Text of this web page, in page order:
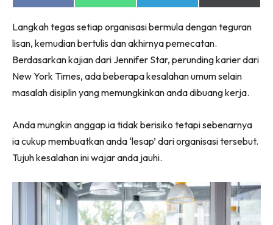
on
on
on
on
(Twitter)
Langkah tegas setiap organisasi bermula dengan teguran
lisan, kemudian bertulis dan akhirnya pemecatan.
Berdasarkan kajian dari Jennifer Star, perunding karier dari
New York Times, ada beberapa kesalahan umum selain
masalah disiplin yang memungkinkan anda dibuang kerja.
Anda mungkin anggap ia tidak berisiko tetapi sebenarnya
ia cukup membuatkan anda ‘lesap’ dari organisasi tersebut.
Tujuh kesalahan ini wajar anda jauhi.